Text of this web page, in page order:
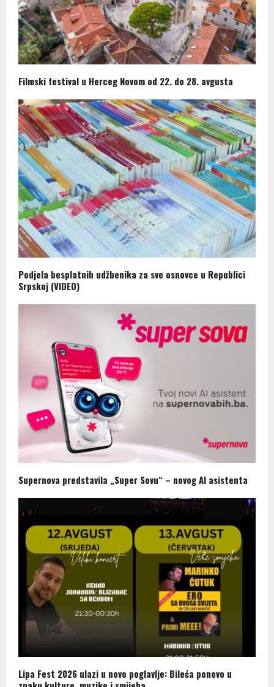
Filmski festival u Herceg Novom od 22. do 28. avgusta
Podjela besplatnih udžbenika za sve osnovce u Republici
Srpskoj (VIDEO)
Supernova predstavila „Super Sovu“ – novog AI asistenta
Lipa Fest 2026 ulazi u novo poglavlje: Bileća ponovo u